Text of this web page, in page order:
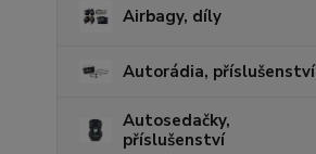
Airbagy, díly
Autorádia, příslušenství
Autosedačky,
příslušenství